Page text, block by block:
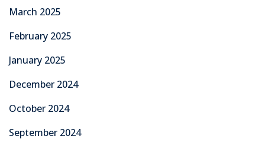
March 2025
February 2025
January 2025
December 2024
October 2024
September 2024